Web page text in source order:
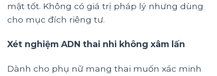
mật tốt. Không có giá trị pháp lý nhưng dùng
cho mục đích riêng tư.
Xét nghiệm ADN thai nhi không xâm lấn
Dành cho phụ nữ mang thai muốn xác minh